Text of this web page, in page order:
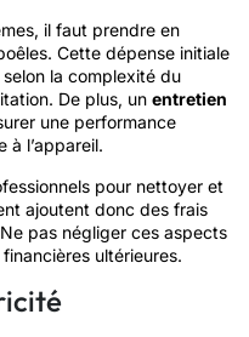
il faut prendre en
Cette dépense initiale
la complexité du
De plus, un entretien
une performance
à l’appareil.
pour nettoyer et
ajoutent donc des frais
pas négliger ces aspects
ultérieures.